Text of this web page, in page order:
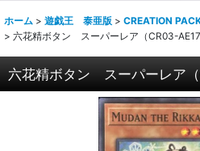
ホーム > 遊戯王 泰亜版 > CREATION
> 六花精ボタン スーパーレア（CR03-
六花精ボタン スーパーレア（